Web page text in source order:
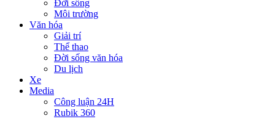
Đời sống
Môi trường
Văn hóa
Giải trí
Thể thao
Đời sống văn hóa
Du lịch
Xe
Media
Công luận 24H
Rubik 360